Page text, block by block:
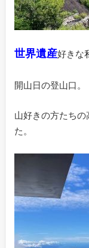
世界遺産好きな
開山日の登山口。
山好きの方たち
た。